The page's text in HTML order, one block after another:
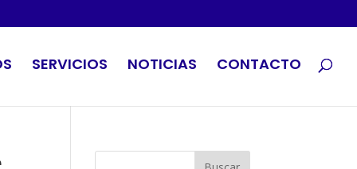
SERVICIOS NOTICIAS CONTACTO